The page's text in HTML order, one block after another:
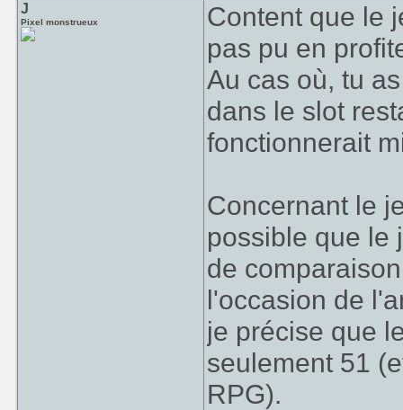
J
Pixel monstrueux
Content que le
pas pu en
Au cas où, tu
dans le slot
fonctionnerait
Concernant le
possible que le
de
l'occasion de
je précise que
seulement 51
RPG).